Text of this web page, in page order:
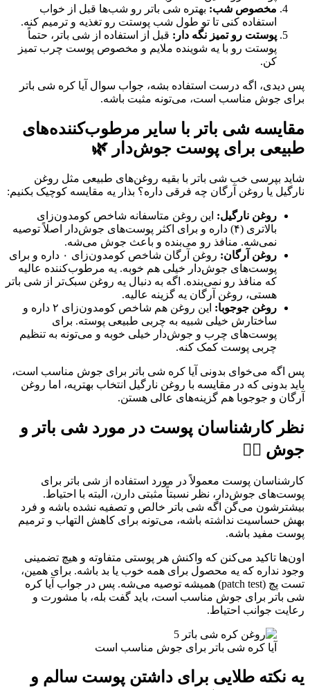
مخصوص شب: بهتره شی باتر رو شب‌ها قبل از خواب
استفاده کنی تا تو طول شب پوستت رو تغذیه و ترمیم کنه.
پوستت رو تمیز نگه دار: قبل از استفاده از شی باتر، حتماً
پوستت رو با یه شوینده ملایم و مخصوص پوست چرب تمیز
کن.
پس دیدی، اگه درست استفاده بشه، جواب سوال آیا کره شی باتر
برای جوش مناسب است، می‌تونه مثبت باشه.
مقایسه شی باتر با سایر مرطوب‌کننده‌های
طبیعی برای پوست جوش‌دار 🌿
شاید بپرسی خب شی باتر با بقیه روغن‌های طبیعی مثل روغن
نارگیل یا روغن آرگان چه فرقی داره؟ بذار یه مقایسه کوچیک بکنیم:
روغن نارگیل: این روغن متاسفانه شاخص کومدون‌زای
بالاتری (۴) داره و برای اکثر پوست‌های جوش‌دار اصلاً توصیه
نمی‌شه. منافذ رو می‌بنده و باعث جوش می‌شه.
روغن آرگان:
روغن آرگان شاخص کومدون‌زای ۰ داره و برای
پوست‌های جوش‌دار خیلی هم خوبه. یه مرطوب‌کننده عالیه
که منافذ رو نمی‌بنده. اگه به دنبال یه روغن سبک‌تر از شی باتر
هستی، روغن آرگان یه گزینه عالیه.
روغن جوجوبا:
این روغن هم شاخص کومدون‌زای ۲ داره و
ساختارش خیلی شبیه به چربی طبیعی پوسته. برای
پوست‌های چرب و جوش‌دار خیلی خوبه و می‌تونه به تنظیم
چربی پوست کمک کنه.
پس اگه می‌خوای بدونی آیا کره شی باتر برای جوش مناسب است،
باید بدونی که در مقایسه با روغن نارگیل انتخاب بهتریه، اما روغن
آرگان و جوجوبا هم گزینه‌های عالی هستن.
نظر کارشناسان پوست در مورد شی باتر و
جوش 👩‍⚕️
کارشناسان پوست معمولاً در مورد استفاده از شی باتر برای
پوست‌های جوش‌دار، نظر نسبتاً مثبتی دارن، البته با احتیاط.
بیشترشون می‌گن اگه شی باتر خالص و تصفیه نشده باشه و فرد
بهش حساسیت نداشته باشه، می‌تونه برای کاهش التهاب و ترمیم
پوست مفید باشه.
اون‌ها تاکید می‌کنن که واکنش هر پوستی متفاوته و هیچ تضمینی
وجود نداره که یه محصول برای همه خوب یا بد باشه. برای همین،
تست پچ (patch test) همیشه توصیه می‌شه. پس در جواب آیا کره
شی باتر برای جوش مناسب است، باید گفت بله، با مشورت و
رعایت جوانب احتیاط.
آیا کره شی باتر برای جوش مناسب است
یه نکته طلایی برای داشتن پوست سالم و